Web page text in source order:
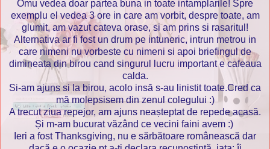
Omu vedea doar partea buna in toate intamplarile! Spre
exemplu el vedea 3 ore in care am vorbit, despre toate, am
glumit, am vazut cateva orase, si am prins si rasaritul!
Alternativa ar fi fost un drum pe intuneric, intrun metrou in
care nimeni nu vorbeste cu nimeni si apoi briefingul de
dimineata din birou cand singurul lucru important e cafeaua
calda.
Si-am ajuns si la birou, acolo insă s-au linistit toate.Cred ca
mă molepsisem din zenul colegului :)
A trecut ziua repejor, am ajuns neașteptat de repede acasă.
Și m-am bucurat văzând ce vecini faini avem :)
Ieri a fost Thanksgiving, nu e sărbătoare românească dar